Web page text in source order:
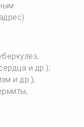
и др.);
и др.);